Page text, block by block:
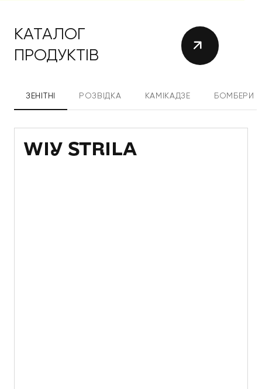
КАТАЛОГ
ПРОДУКТІВ
ЗЕНІТНІ РОЗВІДКА КАМІКАДЗЕ БОМБЕРИ
WIY STRILA